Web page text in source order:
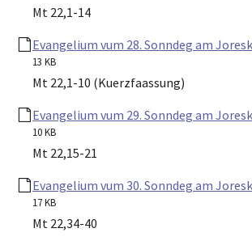
Mt 22,1-14
Evangelium vum 28. Sonndeg am
13 KB
Mt 22,1-10 (Kuerzfaassung)
Evangelium vum 29. Sonndeg am
10 KB
Mt 22,15-21
Evangelium vum 30. Sonndeg am
17 KB
Mt 22,34-40